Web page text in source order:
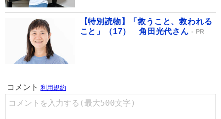
【特別読物】「救うこと、救われる
こと」（17） 角田光代さん
PR